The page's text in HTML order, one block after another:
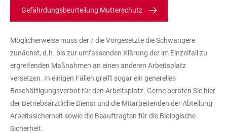
Gefährdungsbeurteilung Mutterschutz
Möglicherweise muss der / die Vorgesetzte die Schwangere
zunächst, d.h. bis zur umfassenden Klärung der im Einzelfall zu
ergreifenden Maßnahmen an einen anderen Arbeitsplatz
versetzen. In einigen Fällen greift sogar ein generelles
Beschäftigungsverbot für den Arbeitsplatz. Gerne beraten Sie hier
der Betriebsärztliche Dienst und die Mitarbeitenden der Abteilung
Arbeitssicherheit sowie die Beauftragten für die Biologische
Sicherheit.